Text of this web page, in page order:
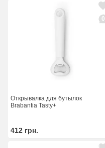
0
Открывалка для бутылок
Brabantia Tasty+
412 грн.